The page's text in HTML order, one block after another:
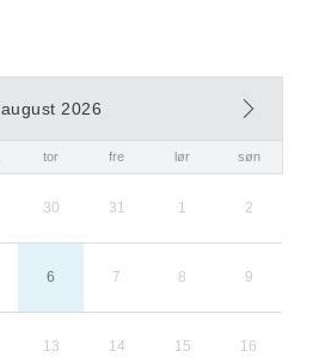
august 2026
tor fre lør søn
30 31 1 2
6 7 8 9
13 14 15 16